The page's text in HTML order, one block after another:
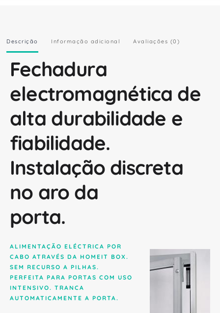
Descrição Informação adicional Avaliações (0)
Fechadura
electromagnética de
alta durabilidade e
fiabilidade.
Instalação discreta
no aro da
porta.
ALIMENTAÇÃO ELÉCTRICA POR
CABO ATRAVÉS DA HOMEIT BOX.
SEM RECURSO A PILHAS.
PERFEITA PARA PORTAS COM USO
INTENSIVO. TRANCA
AUTOMATICAMENTE A PORTA.